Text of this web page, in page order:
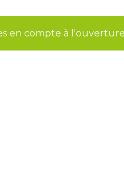
en compte à